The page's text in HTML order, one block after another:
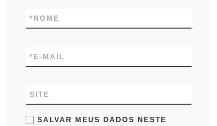
NOME
*
E-MAIL
*
SITE
SALVAR MEUS DADOS NESTE